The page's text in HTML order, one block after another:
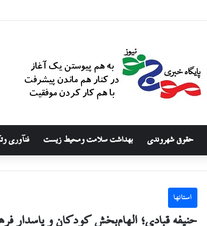
حقوق شهروندی بهداشت سلامت ومحیط زیست فنآوری
استانها
حنیفه قبادی؛ الهام‌بخش کودکان و پاسدار